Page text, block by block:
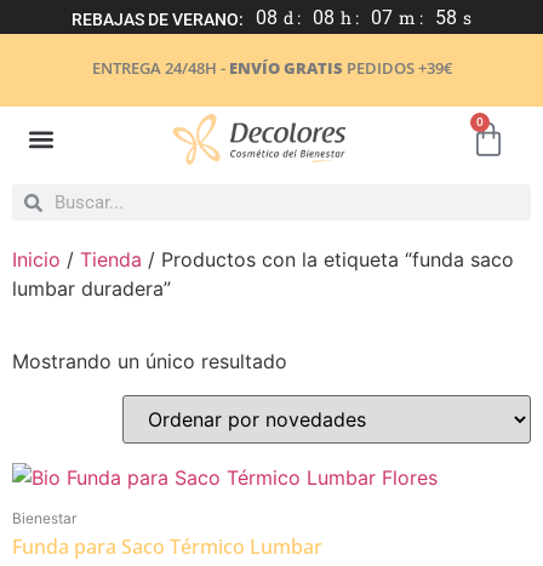
REBAJAS DE VERANO: 08 d : 08 h : 07 m : 57 s
ENTREGA 24/48H - ENVÍO GRATIS PEDIDOS +39€
0
Inicio / Tienda / Productos con la etiqueta “funda saco
lumbar duradera”
Mostrando un único resultado
Bienestar
Funda para Saco Térmico Lumbar